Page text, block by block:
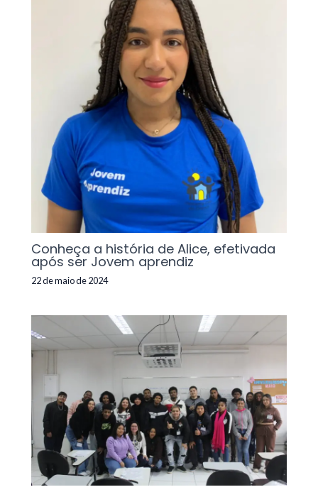
Conheça a história de Alice, efetivada
após ser Jovem aprendiz
22 de maio de 2024